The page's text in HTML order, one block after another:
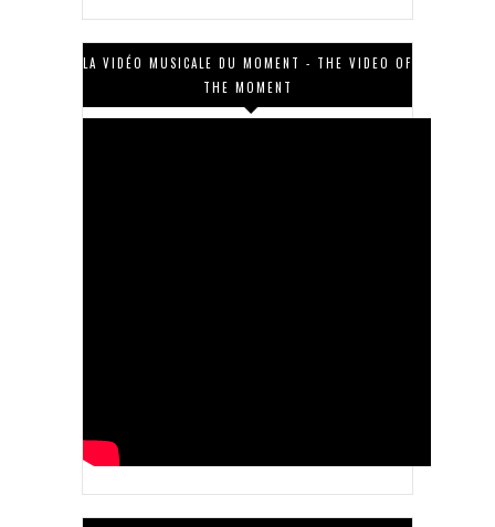
LA VIDÉO MUSICALE DU MOMENT - THE VIDEO OF
THE MOMENT